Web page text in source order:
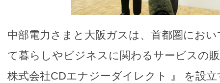
中部電力さまと大阪ガスは、首都圏にお
て暮らしやビジネスに関わるサービスの
株式会社CDエナジーダイレクト 』 を設